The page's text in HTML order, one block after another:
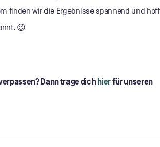
finden wir die Ergebnisse spannend und
😉
Dann trage dich hierfür unseren